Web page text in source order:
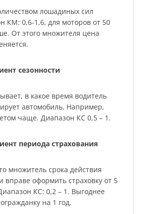
лошадиных сил
КМ: 0,6-1,6, для моторов от 50
От этого множителя цена
сезонности
в какое время водитель
автомобиль. Например,
чаще. Диапазон КС 0,5 – 1.
периода страхования
множитель срока действия
вправе оформить страховку от 5
КС: 0,2 – 1. Выгоднее
на 1 год.